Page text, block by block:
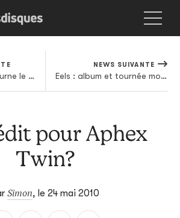
Janelle Monae retourne le Letterman Show
NEWS SUIVANTE
Eels : album et tournée mondiale en prévision
pour Aphex
Twin?
Simon, le 24 mai 2010